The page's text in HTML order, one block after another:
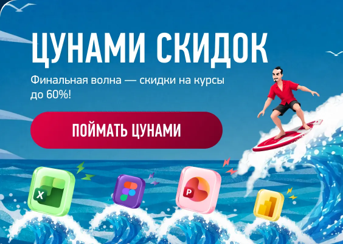
Корпоративное обучение
Главная Презентация 398 – Дарья С.
ПРЕЗЕНТАЦИЯ 398 - ДАРЬЯ С.
Работа
студента